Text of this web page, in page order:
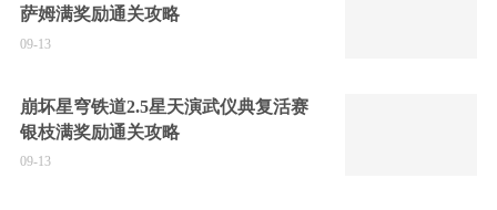
萨姆满奖励通关攻略
09-13
崩坏星穹铁道2.5星天演武仪典复活赛
银枝满奖励通关攻略
09-13